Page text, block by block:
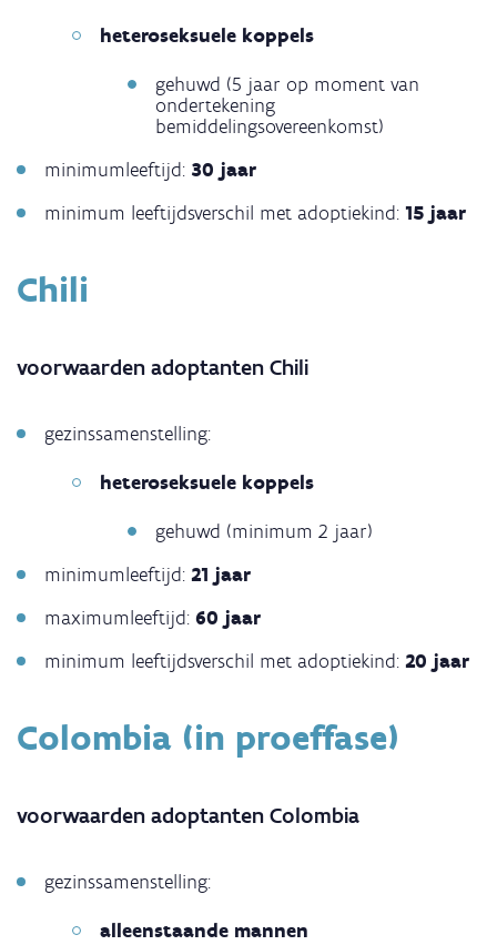
heteroseksuele koppels
gehuwd (5 jaar op moment van
ondertekening
bemiddelingsovereenkomst)
minimumleeftijd: 30 jaar
minimum leeftijdsverschil met adoptiekind: 15 jaar
Chili
voorwaarden adoptanten Chili
gezinssamenstelling:
heteroseksuele koppels
gehuwd (minimum 2 jaar)
minimumleeftijd: 21 jaar
maximumleeftijd: 60 jaar
minimum leeftijdsverschil met adoptiekind: 20 jaar
Colombia (in proeffase)
voorwaarden adoptanten Colombia
gezinssamenstelling:
alleenstaande mannen